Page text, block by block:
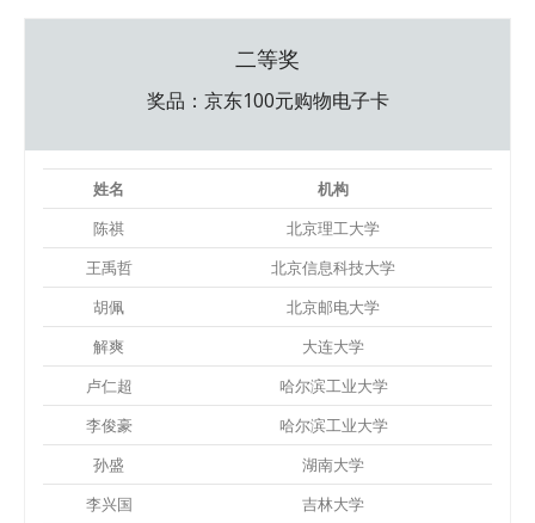
二等奖
奖品：京东100元购物电子卡
姓名
机构
陈祺
北京理工大学
王禹哲
北京信息科技大学
胡佩
北京邮电大学
解爽
大连大学
卢仁超
哈尔滨工业大学
李俊豪
哈尔滨工业大学
孙盛
湖南大学
李兴国
吉林大学